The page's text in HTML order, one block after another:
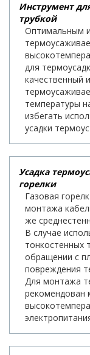
Инструмент
трубкой
Оптимальным
для
качественный
температуры
избегать
усадки
Усадка
горелки
Газовая
монтажа
же
В случае
тонкостенных
обращении с
повреждения
Для монтажа